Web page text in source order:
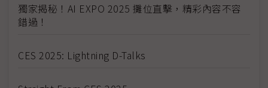
獨家揭秘！AI EXPO 2025 攤位直擊，精彩內容不容
錯過！
CES 2025: Lightning D-Talks